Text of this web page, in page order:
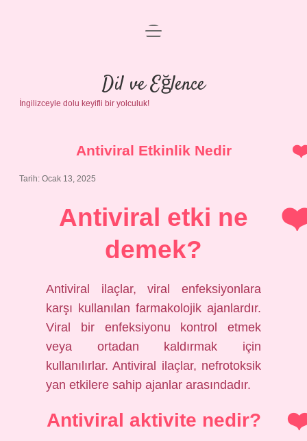
Anasayfa
Gizlilik Politikası
Yasal Uyarı
menüyü
Dil ve Eğlence
İngilizceyle dolu keyifli bir yolculuk!
Antiviral Etkinlik Nedir
Tarih: Ocak 13, 2025
Antiviral etki ne
demek?
Antiviral ilaçlar, viral enfeksiyonlara
karşı kullanılan farmakolojik ajanlardır.
Viral bir enfeksiyonu kontrol etmek
veya ortadan kaldırmak için
kullanılırlar. Antiviral ilaçlar, nefrotoksik
yan etkilere sahip ajanlar arasındadır.
Antiviral aktivite nedir?